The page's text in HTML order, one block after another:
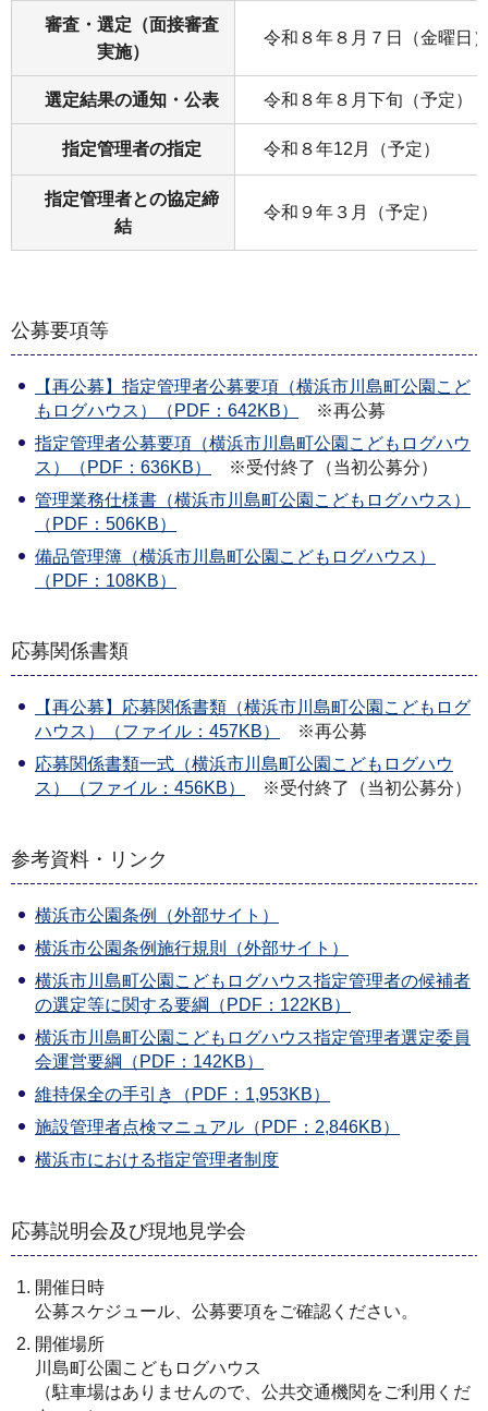
審査・選定（面接審査
実施）
令和８年８月７日（金曜日
選定結果の通知・公表 令和８年８月下旬（予定）
指定管理者の指定 令和８年12月（予定）
指定管理者との協定締
結
令和９年３月（予定）
公募要項等
【再公募】指定管理者公募要項（横浜市川島町公園こど
もログハウス）（PDF：642KB）
※再公募
指定管理者公募要項（横浜市川島町公園こどもログハウ
ス）（PDF：636KB）
※受付終了（当初公募分）
管理業務仕様書（横浜市川島町公園こどもログハウス）
（PDF：506KB）
備品管理簿（横浜市川島町公園こどもログハウス）
（PDF：108KB）
応募関係書類
【再公募】応募関係書類（横浜市川島町公園こどもログ
ハウス）（ファイル：457KB）
※再公募
応募関係書類一式（横浜市川島町公園こどもログハウ
ス）（ファイル：456KB）
※受付終了（当初公募分）
参考資料・リンク
横浜市公園条例（外部サイト）
横浜市公園条例施行規則（外部サイト）
横浜市川島町公園こどもログハウス指定管理者の候補者
の選定等に関する要綱（PDF：122KB）
横浜市川島町公園こどもログハウス指定管理者選定委員
会運営要綱（PDF：142KB）
維持保全の手引き（PDF：1,953KB）
施設管理者点検マニュアル（PDF：2,846KB）
横浜市における指定管理者制度
応募説明会及び現地見学会
開催日時
公募スケジュール、公募要項をご確認ください。
開催場所
川島町公園こどもログハウス
（駐車場はありませんので、公共交通機関をご利用くだ